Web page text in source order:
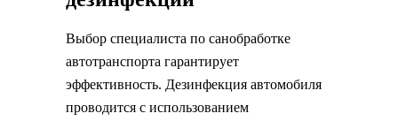
Выбор специалиста по санобработке
автотранспорта гарантирует
эффективность. Дезинфекция автомобиля
проводится с использованием